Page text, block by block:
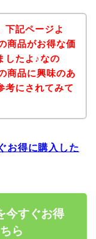
下記ページよ
商品がお得な価
したよ♪なの
商品に興味のあ
考にされてみて
お得に購入した
今すぐお得
ら